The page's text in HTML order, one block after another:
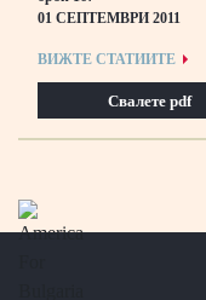
01 СЕПТЕМВРИ 2011
ВИЖТЕ СТАТИИТЕ
Свалете pdf